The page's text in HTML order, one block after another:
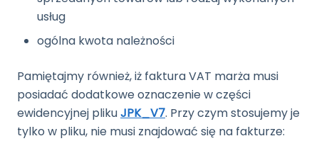
usług
ogólna kwota należności
Pamiętajmy również, iż faktura VAT marża musi
posiadać dodatkowe oznaczenie w części
ewidencyjnej plikuJPK_V7. Przy czym stosujemy je
tylko w pliku, nie musi znajdować się na fakturze: